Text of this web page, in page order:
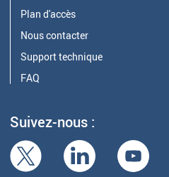
Plan d'accès
Nous contacter
Support technique
FAQ
Suivez-nous :